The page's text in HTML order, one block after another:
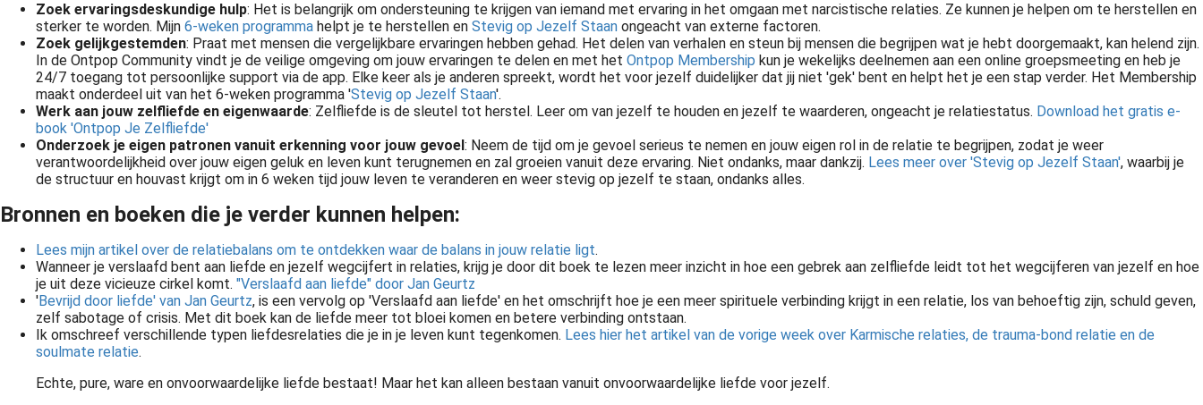
Zoek ervaringsdeskundige hulp: Het is belangrijk om ondersteuning te krijgen van iemand met ervaring in het omgaan met narcistische relaties. Ze kunnen je helpen om te herstellen en
sterker te worden. Mijn 6-weken programma helpt je te herstellen en Stevig op Jezelf Staan ongeacht van externe factoren.
Zoek gelijkgestemden: Praat met mensen die vergelijkbare ervaringen hebben gehad. Het delen van verhalen en steun bij mensen die begrijpen wat je hebt doorgemaakt, kan helend zijn.
In de Ontpop Community vindt je de veilige omgeving om jouw ervaringen te delen en met het Ontpop Membership kun je wekelijks deelnemen aan een online groepsmeeting en heb je
24/7 toegang tot persoonlijke support via de app. Elke keer als je anderen spreekt, wordt het voor jezelf duidelijker dat jij niet 'gek' bent en helpt het je een stap verder. Het Membership
maakt onderdeel uit van het 6-weken programma 'Stevig op Jezelf Staan'.
Werk aan jouw zelfliefde en eigenwaarde: Zelfliefde is de sleutel tot herstel. Leer om van jezelf te houden en jezelf te waarderen, ongeacht je relatiestatus. Download het gratis e-
book 'Ontpop Je Zelfliefde'
Onderzoek je eigen patronen vanuit erkenning voor jouw gevoel: Neem de tijd om je gevoel serieus te nemen en jouw eigen rol in de relatie te begrijpen, zodat je weer
verantwoordelijkheid over jouw eigen geluk en leven kunt terugnemen en zal groeien vanuit deze ervaring. Niet ondanks, maar dankzij. Lees meer over 'Stevig op Jezelf Staan', waarbij je
de structuur en houvast krijgt om in 6 weken tijd jouw leven te veranderen en weer stevig op jezelf te staan, ondanks alles.
Bronnen en boeken die je verder kunnen helpen:
Lees mijn artikel over de relatiebalans om te ontdekken waar de balans in jouw relatie ligt.
Wanneer je verslaafd bent aan liefde en jezelf wegcijfert in relaties, krijg je door dit boek te lezen meer inzicht in hoe een gebrek aan zelfliefde leidt tot het wegcijferen van jezelf en hoe
je uit deze vicieuze cirkel komt. "Verslaafd aan liefde" door Jan Geurtz
'Bevrijd door liefde' van Jan Geurtz, is een vervolg op 'Verslaafd aan liefde' en het omschrijft hoe je een meer spirituele verbinding krijgt in een relatie, los van behoeftig zijn, schuld geven,
zelf sabotage of crisis. Met dit boek kan de liefde meer tot bloei komen en betere verbinding ontstaan.
Ik omschreef verschillende typen liefdesrelaties die je in je leven kunt tegenkomen. Lees hier het artikel van de vorige week over Karmische relaties, de trauma-bond relatie en de
soulmate relatie.
Echte, pure, ware en onvoorwaardelijke liefde bestaat! Maar het kan alleen bestaan vanuit onvoorwaardelijke liefde voor jezelf.